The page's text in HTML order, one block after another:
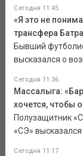
Сегодня 11:45
«Я это не
трансфера
Бывший
высказался о
Сегодня 11:36
Массалыга:
хочется, чтобы
Полузащитник
«СЭ» высказался
Сегодня 11:17